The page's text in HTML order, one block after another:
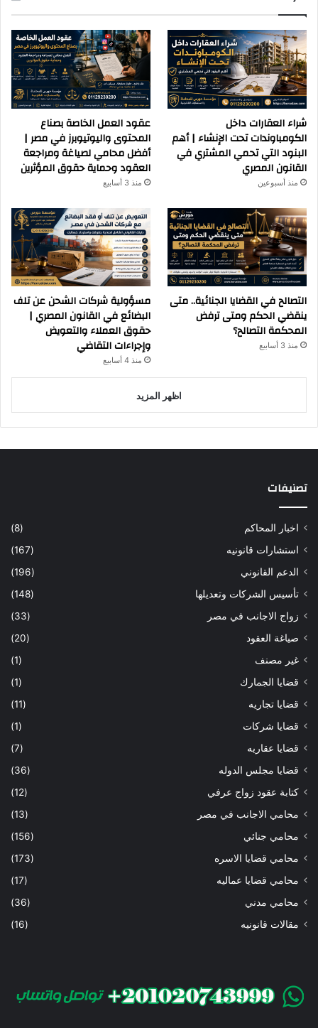
شراء العقارات داخل
الكومباوندات تحت الإنشاء | أهم
البنود التي تحمي المشتري في
القانون المصري
منذ أسبوعين
عقود العمل الخاصة بصناع
المحتوى واليوتيوبرز في مصر |
أفضل محامي لصياغة ومراجعة
العقود وحماية حقوق المؤثرين
منذ 3 أسابيع
التصالح في القضايا الجنائية.. متى
ينقضي الحكم ومتى ترفض
المحكمة التصالح؟
منذ 3 أسابيع
مسؤولية شركات الشحن عن تلف
البضائع في القانون المصري |
حقوق العملاء والتعويض
وإجراءات التقاضي
منذ 4 أسابيع
اظهر المزيد
تصنيفات
اخبار المحاكم
(8)
استشارات قانونيه
(167)
الدعم القانوني
(196)
تأسيس الشركات وتعديلها
(148)
زواج الاجانب في مصر
(33)
صياغة العقود
(20)
غير مصنف
(1)
قضايا الجمارك
(1)
قضايا تجاريه
(11)
قضايا شركات
(1)
قضايا عقاريه
(7)
قضايا مجلس الدوله
(36)
كتابة عقود زواج عرفي
(12)
محامي الاجانب في مصر
(13)
محامي جنائي
(156)
محامي قضايا الاسره
(173)
محامي قضايا عماليه
(17)
محامي مدني
(36)
مقالات قانونيه
(16)